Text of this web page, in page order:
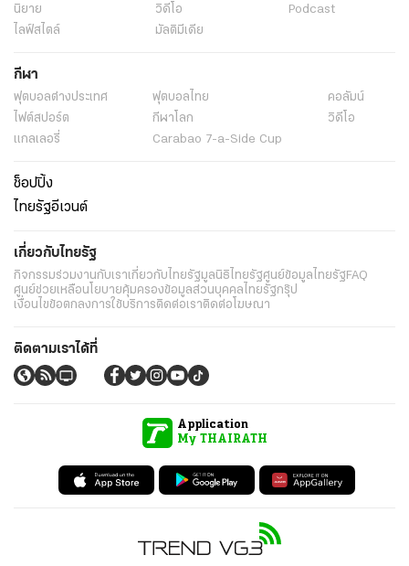
นิยาย
วิดีโอ
Podcast
ไลฟ์สไตล์
มัลติมีเดีย
กีฬา
ฟุตบอลต่่างประเทศ ฟุตบอลไทย
คอลัมน์
ไฟต์สปอร์ต
กีฬาโลก
วิดีโอ
แกลเลอรี่
Carabao 7-a-Side Cup
ช็อปปิ้ง
ไทยรัฐอีเวนต์
เกี่ยวกับไทยรัฐ
กิจกรรมร่วมงานกับเราเกี่ยวกับไทยรัฐมูลนิธิไทยรัฐศูนย์ข้อมูลไทยรัฐ FAQ
ศูนย์ช่วยเหลือนโยบายคุ้มครองข้อมูลส่วนบุคคลไทยรัฐกรุ๊ป
เงื่อนไขข้อตกลงการใช้บริการติดต่อเราติดต่อโฆษณา
ติดตามเราได้ที่
Application
My THAIRATH